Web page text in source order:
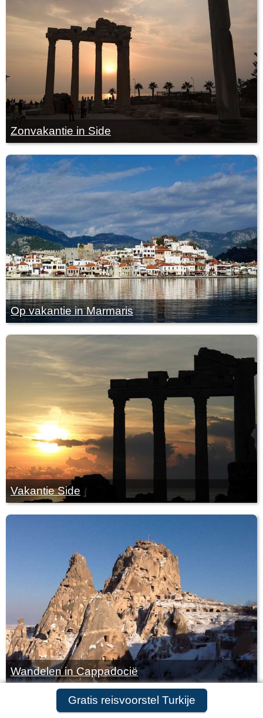
Gratis reisvoorstel aanvragen
Gratis reisvoorstel Turkije
Zonvakantie in Side
Op vakantie in Marmaris
Vakantie Side
Wandelen in Cappadocië